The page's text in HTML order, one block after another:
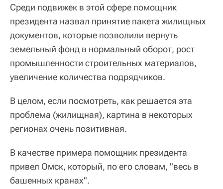
Среди подвижек в этой сфере помощник
президента назвал принятие пакета жилищных
документов, которые позволили вернуть
земельный фонд в нормальный оборот, рост
промышленности строительных материалов,
увеличение количества подрядчиков.
В целом, если посмотреть, как решается эта
проблема (жилищная), картина в некоторых
регионах очень позитивная.
В качестве примера помощник президента
привел Омск, который, по его словам, "весь в
башенных кранах".